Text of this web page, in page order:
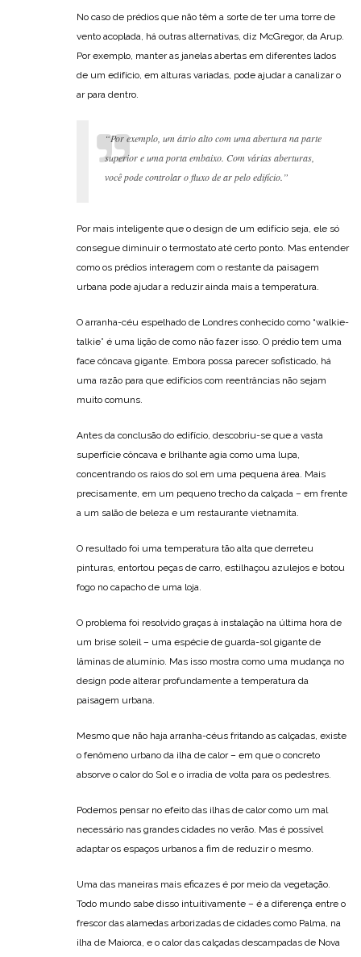
No caso de prédios que não têm a sorte de ter uma torre de
vento acoplada, há outras alternativas, diz McGregor, da Arup.
Por exemplo, manter as janelas abertas em diferentes lados
de um edifício, em alturas variadas, pode ajudar a canalizar o
ar para dentro.
“Por exemplo, um átrio alto com uma abertura na parte
superior e uma porta embaixo. Com várias aberturas,
você pode controlar o fluxo de ar pelo edifício.”
Por mais inteligente que o design de um edifício seja, ele só
consegue diminuir o termostato até certo ponto. Mas entender
como os prédios interagem com o restante da paisagem
urbana pode ajudar a reduzir ainda mais a temperatura.
O arranha-céu espelhado de Londres conhecido como “walkie-
talkie” é uma lição de como não fazer isso. O prédio tem uma
face côncava gigante. Embora possa parecer sofisticado, há
uma razão para que edifícios com reentrâncias não sejam
muito comuns.
Antes da conclusão do edifício, descobriu-se que a vasta
superfície côncava e brilhante agia como uma lupa,
concentrando os raios do sol em uma pequena área. Mais
precisamente, em um pequeno trecho da calçada – em frente
a um salão de beleza e um restaurante vietnamita.
O resultado foi uma temperatura tão alta que derreteu
pinturas, entortou peças de carro, estilhaçou azulejos e botou
fogo no capacho de uma loja.
O problema foi resolvido graças à instalação na última hora de
um brise soleil – uma espécie de guarda-sol gigante de
lâminas de alumínio. Mas isso mostra como uma mudança no
design pode alterar profundamente a temperatura da
paisagem urbana.
Mesmo que não haja arranha-céus fritando as calçadas, existe
o fenômeno urbano da ilha de calor – em que o concreto
absorve o calor do Sol e o irradia de volta para os pedestres.
Podemos pensar no efeito das ilhas de calor como um mal
necessário nas grandes cidades no verão. Mas é possível
adaptar os espaços urbanos a fim de reduzir o mesmo.
Uma das maneiras mais eficazes é por meio da vegetação.
Todo mundo sabe disso intuitivamente – é a diferença entre o
frescor das alamedas arborizadas de cidades como Palma, na
ilha de Maiorca, e o calor das calçadas descampadas de Nova